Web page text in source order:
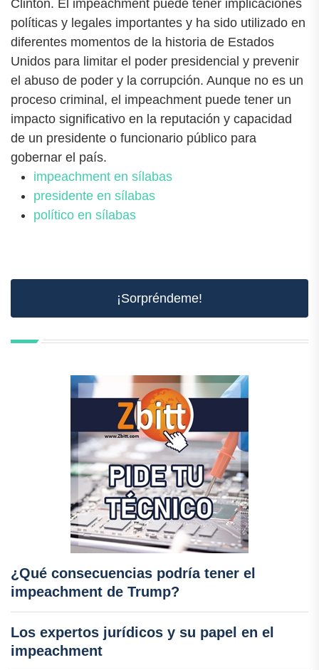
Clinton. El impeachment puede tener implicaciones
políticas y legales importantes y ha sido utilizado en
diferentes momentos de la historia de Estados
Unidos para limitar el poder presidencial y prevenir
el abuso de poder y la corrupción. Aunque no es un
proceso criminal, el impeachment puede tener un
impacto significativo en la reputación y capacidad
de un presidente o funcionario público para
gobernar el país.
impeachment en sílabas
presidente en sílabas
político en sílabas
¡Sorpréndeme!
¿Qué consecuencias podría tener el
impeachment de Trump?
Los expertos jurídicos y su papel en el
impeachment